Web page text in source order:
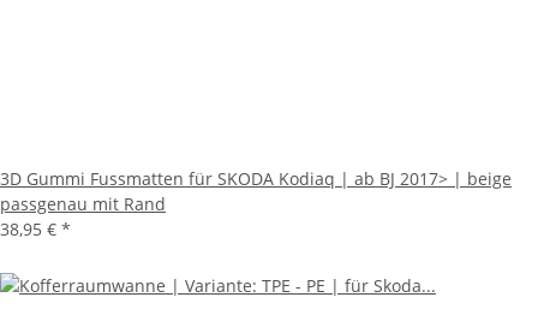
3D Gummi Fussmatten für SKODA Kodiaq | ab BJ 2017> | beige
passgenau mit Rand
38,95 € *